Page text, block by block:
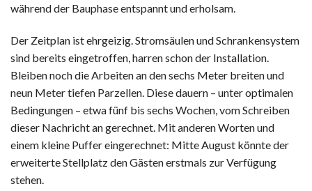
während der Bauphase entspannt und erholsam.
Der Zeitplan ist ehrgeizig. Stromsäulen und Schrankensystem
sind bereits eingetroffen, harren schon der Installation.
Bleiben noch die Arbeiten an den sechs Meter breiten und
neun Meter tiefen Parzellen. Diese dauern – unter optimalen
Bedingungen – etwa fünf bis sechs Wochen, vom Schreiben
dieser Nachricht an gerechnet. Mit anderen Worten und
einem kleine Puffer eingerechnet: Mitte August könnte der
erweiterte Stellplatz den Gästen erstmals zur Verfügung
stehen.